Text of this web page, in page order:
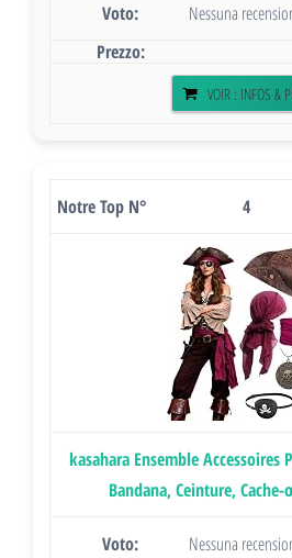
Nessuna
VOIR : INFOS &
4
kasahara Ensemble Accessoires
Bandana, Ceinture,
Nessuna